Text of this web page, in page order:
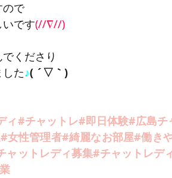
ので
です(//∇//)
くださり
た♪( ´▽｀)
ィ#チャットレ#即日体験#広島
女性管理者#綺麗なお部屋#働き
ャットレディ募集#チャットレデ